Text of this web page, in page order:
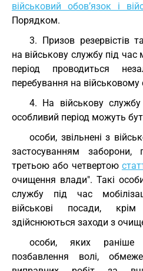
військовий обов’язок і
Порядком.
3. Призов резервістів
на військову службу під час
період проводиться
перебування на військовому
4. На військову службу
особливий період можуть
особи, звільнені з
застосуванням заборони,
третьою або четвертою
очищення влади". Такі
службу під час
військові посади,
здійснюються заходи з
особи, яких
позбавлення волі,